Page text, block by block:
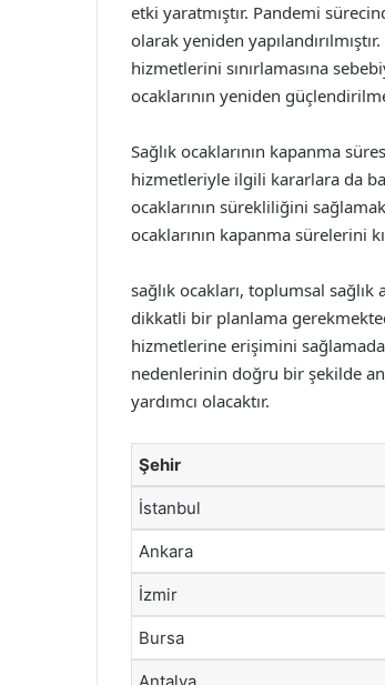
etki yaratmıştır. Pandemi
olarak yeniden
hizmetlerini sınırlamasına
ocaklarının yeniden
Sağlık ocaklarının kapanma
hizmetleriyle ilgili kararlara da
ocaklarının sürekliliğini
ocaklarının kapanma sürelerini
sağlık ocakları, toplumsal
dikkatli bir planlama
hizmetlerine erişimini sağlamada
nedenlerinin doğru bir şekilde
yardımcı olacaktır.
Şehir
İstanbul
Ankara
İzmir
Bursa